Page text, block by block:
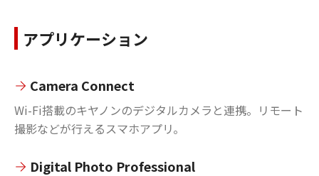
アプリケーション
Camera Connect
Wi-Fi搭載のキヤノンのデジタルカメラと連携。リモート
撮影などが行えるスマホアプリ。
Digital Photo Professional